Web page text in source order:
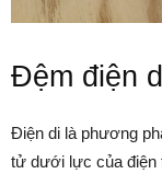
Đệm điện
Điện di là phương
tử dưới lực của